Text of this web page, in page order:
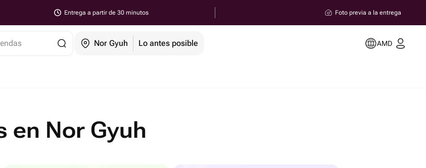
Entrega a partir de 30 minutos Foto previa a la entrega
Nor Gyuh Lo antes posible AMD
en Nor Gyuh